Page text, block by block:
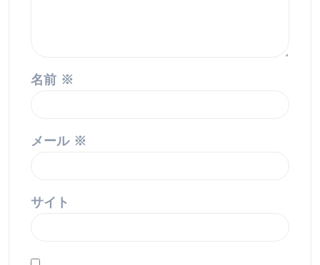
名前 ※
メール ※
サイト